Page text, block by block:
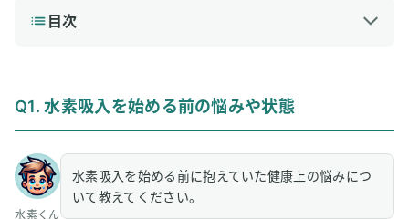
目次
3 Q3. 変化を感じるまでの期間ときっかけ
4 Q4. 実践した水素吸入の頻度や方法
5 Q5. 生活習慣や他のケアとの組み合わせ
Q1. 水素吸入を始める前の悩みや状態
水素くん
水素吸入を始める前に抱えていた健康上の悩みにつ
いて教えてください。